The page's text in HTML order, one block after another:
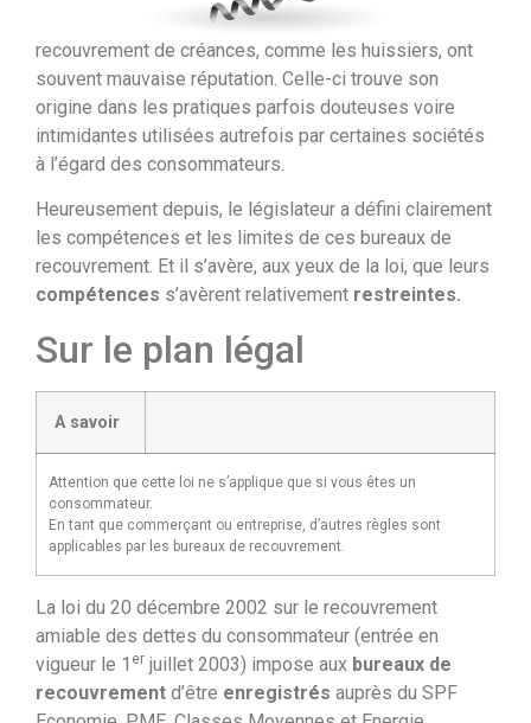
recouvrement de créances, comme les huissiers, ont
souvent mauvaise réputation. Celle-ci trouve son
origine dans les pratiques parfois douteuses voire
intimidantes utilisées autrefois par certaines sociétés
à l’égard des consommateurs.
Heureusement depuis, le législateur a défini clairement
les compétences et les limites de ces bureaux de
recouvrement. Et il s’avère, aux yeux de la loi, que leurs
compétences s’avèrent relativement restreintes.
Sur le plan légal
A savoir
Attention que cette loi ne s’applique que si vous êtes un
consommateur.
En tant que commerçant ou entreprise, d’autres règles sont
applicables par les bureaux de recouvrement.
La loi du 20 décembre 2002 sur le recouvrement
amiable des dettes du consommateur (entrée en
vigueur le 1 er juillet 2003) impose aux bureaux de
recouvrement d’être enregistrés auprès du SPF